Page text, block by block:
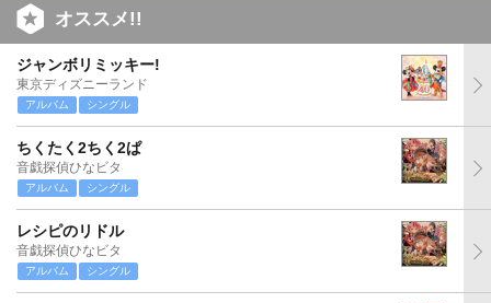
オススメ!!
ジャンボリミッキー!
東京ディズニーランド
アルバム シングル
ちくたく2ちく2ぱ
音戯探偵ひなビタ
アルバム シングル
レシピのリドル
音戯探偵ひなビタ
アルバム シングル